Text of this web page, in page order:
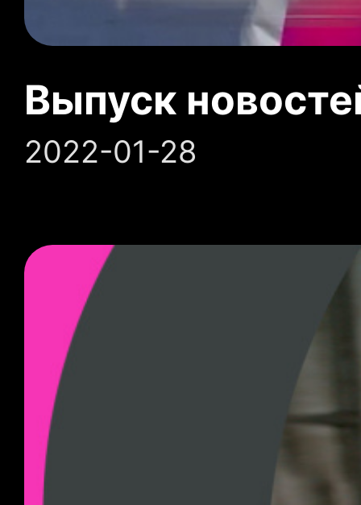
Выпуск
2022-01-28